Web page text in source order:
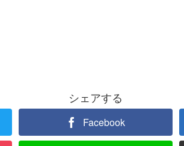
シェアする
Facebook